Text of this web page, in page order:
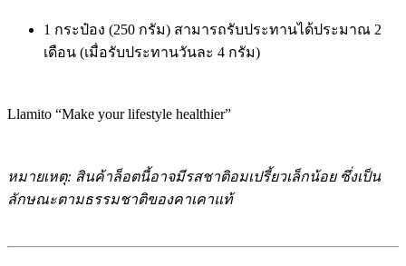
1 กระป๋อง (250 กรัม) สามารถรับประทานได้ประมาณ 2
เดือน (เมื่อรับประทานวันละ 4 กรัม)
Llamito “Make your lifestyle healthier”
หมายเหตุ: สินค้าล็อตนี้อาจมีรสชาติอมเปรี้ยวเล็กน้อย ซึ่งเป็น
ลักษณะตามธรรมชาติของคาเคาแท้